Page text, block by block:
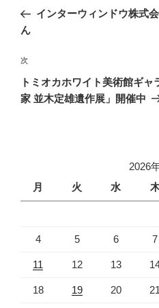
ナ
ゲ
ー
シ
の
投
インターウィンドウ株式
ん
次
の
投
次
トミオカホワイト美術館ギ
家 並木定雄遺作展」開催中
2026
月
火 水
4 5 6 7
11 12 13
18 19 20 21